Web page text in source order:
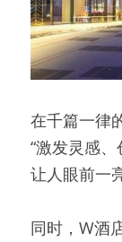
在千篇一律
“激发灵感、
让人眼前一亮
同时，W酒